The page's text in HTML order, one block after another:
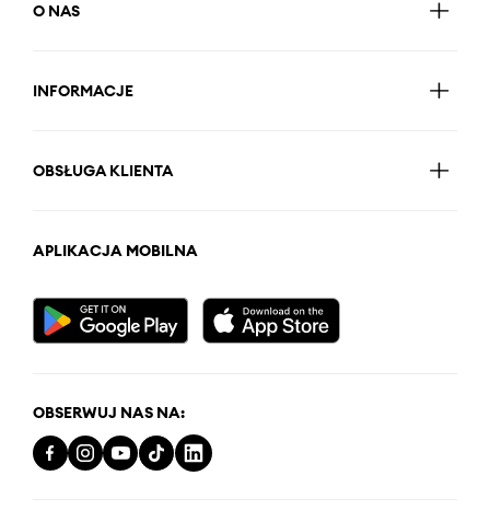
O NAS
INFORMACJE
OBSŁUGA KLIENTA
APLIKACJA MOBILNA
OBSERWUJ NAS NA: